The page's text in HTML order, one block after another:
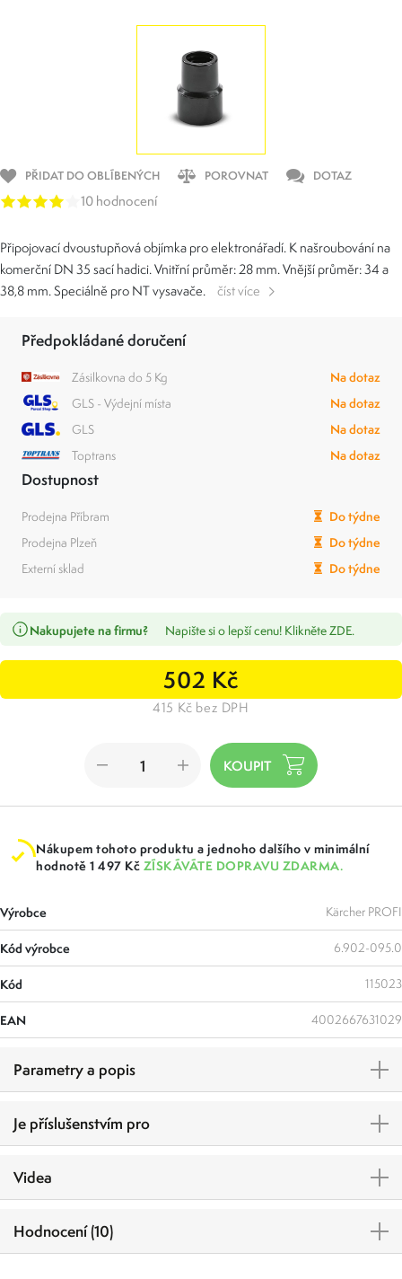
PŘIDAT DO OBLÍBENÝCH POROVNAT DOTAZ
10 hodnocení
Připojovací dvoustupňová objímka pro elektronářadí. K našroubování na
komerční DN 35 sací hadici. Vnitřní průměr: 28 mm. Vnější průměr: 34 a
38,8 mm. Speciálně pro NT vysavače.
číst více
Předpokládané doručení
Zásilkovna do 5 Kg
Na dotaz
GLS - Výdejní místa
Na dotaz
GLS
Na dotaz
Toptrans
Na dotaz
Dostupnost
Prodejna Příbram
Do týdne
Prodejna Plzeň
Do týdne
Externí sklad
Do týdne
Nakupujete na firmu? Napište si o lepší cenu! Klikněte ZDE.
502 Kč
415 Kč bez DPH
Nákupem tohoto produktu a jednoho dalšího v minimální
hodnotě 1 497 Kč ZÍSKÁVÁTE DOPRAVU ZDARMA.
Výrobce Kärcher PROFI
Kód výrobce 6.902-095.0
Kód 115023
EAN 4002667631029
Parametry a popis
Je příslušenstvím pro
Videa
Hodnocení (10)